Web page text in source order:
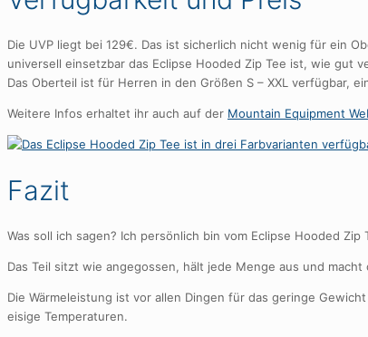
Die UVP liegt bei 129€. Das ist sicherlich nicht wenig für ein
universell einsetzbar das Eclipse Hooded Zip Tee ist, wie gut
Das Oberteil ist für Herren in den Größen S – XXL verfügbar,
Weitere Infos erhaltet ihr auch auf der Mountain Equipment
Fazit
Was soll ich sagen? Ich persönlich bin vom Eclipse Hooded Zip
Das Teil sitzt wie angegossen, hält jede Menge aus und
Die Wärmeleistung ist vor allen Dingen für das geringe
eisige Temperaturen.